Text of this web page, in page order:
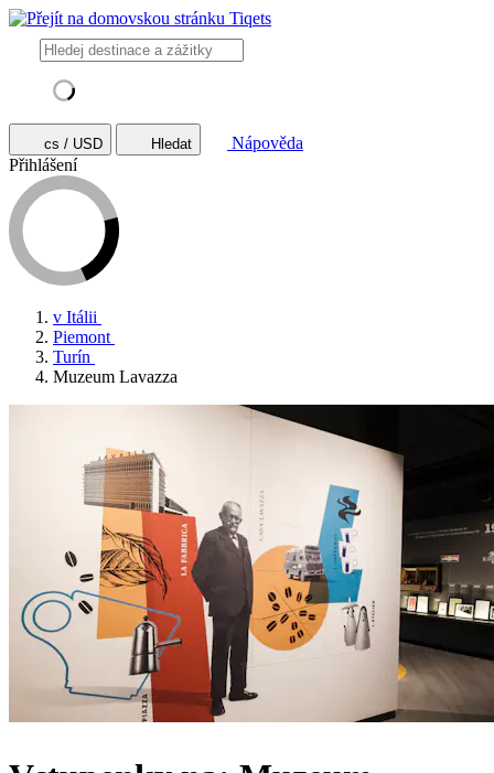
cs / USD Hledat
Nápověda
Přihlášení
v Itálii
Piemont
Turín
Muzeum Lavazza